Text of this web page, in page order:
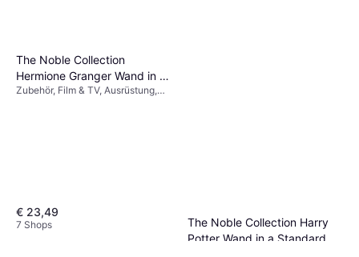
The Noble Collection
Hermione Granger Wand in a
Standard Windowed Box
Zubehör, Film & TV, Ausrüstung,
€ 23,49
7 Shops
The Noble Collection Harry
Potter Wand in a Standard